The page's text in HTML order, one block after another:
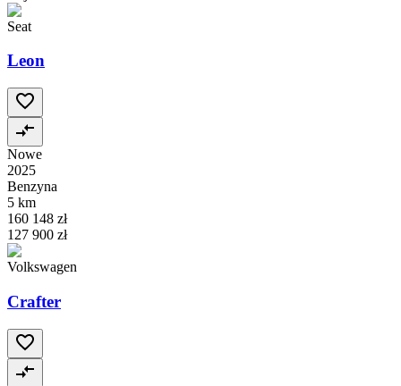
Seat
Leon
Nowe
2025
Benzyna
5 km
160 148 zł
127 900 zł
Volkswagen
Crafter